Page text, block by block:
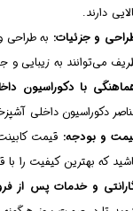
دارند.
و جزئیات: به طراحی
می‌توانند به زیبایی و
با دکوراسیون
دکوراسیون داخلی
و بودجه: قیمت
که بهترین کیفیت را
و خدمات پس از